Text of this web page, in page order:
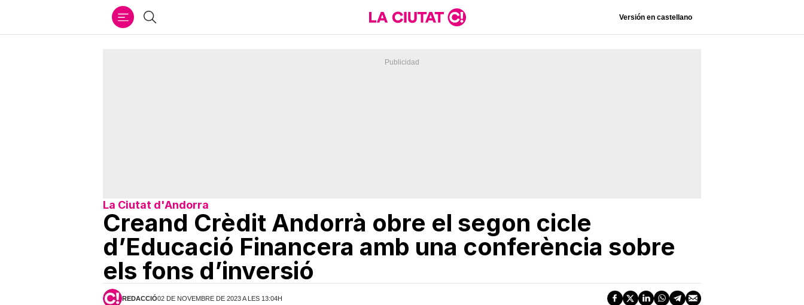
Cercar Versión en castellano
La Ciutat d'Andorra
Creand Crèdit Andorrà obre el segon cicle
d’Educació Financera amb una conferència sobre
els fons d’inversió
REDACCIÓ02 DE NOVEMBRE DE 2023 A LES 13:04H